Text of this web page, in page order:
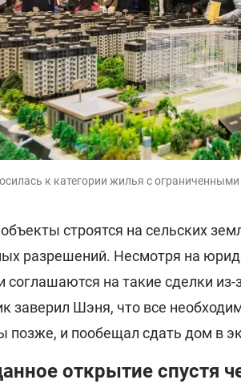
к категории жилья с
строятся на сельских
разрешений. Несмотря на
соглашаются на такие сделки
заверил Шэня, что все
позже, и пообещал сдать дом в
открытие спустя